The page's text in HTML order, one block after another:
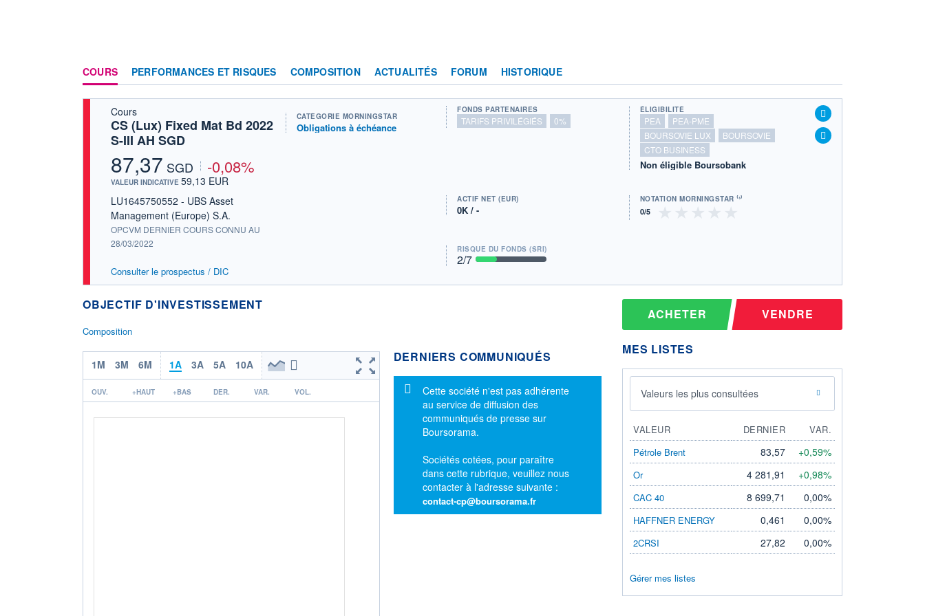
COURS PERFORMANCES ET RISQUES COMPOSITION ACTUALITÉS FORUM HISTORIQUE
Cours
CS (Lux) Fixed Mat Bd 2022
S-III AH SGD
87,37 SGD -0,08%
VALEUR INDICATIVE 59,13 EUR
LU1645750552 - UBS Asset
Management (Europe) S.A.
OPCVM DERNIER COURS CONNU AU
28/03/2022
Consulter le prospectus / DIC
CATÉGORIE MORNINGSTAR
Obligations à échéance
FONDS PARTENAIRES
TARIFS PRIVILÉGIÉS 0%
ÉLIGIBILITÉ
PEA
PEA-PME
BOURSOVIE LUX
BOURSOVIE
CTO BUSINESS
Non éligible Boursobank
ACTIF NET (EUR)
0K / -
NOTATION MORNINGSTAR ⁽¹⁾
RISQUE DU FONDS (SRI)
2/7
OBJECTIF D'INVESTISSEMENT
Composition
1M 3M 6M 1A 3A 5A 10A
OUV. +HAUT +BAS DER. VAR. VOL.
DERNIERS COMMUNIQUÉS
Message d'information
Cette société n'est pas adhérente
au service de diffusion des
communiqués de presse sur
Boursorama.
Sociétés cotées, pour paraître
dans cette rubrique, veuillez nous
contacter à l'adresse suivante :
contact-cp@boursorama.fr
ACHETER VENDRE
MES LISTES
Valeurs les plus consultées
VALEUR DERNIER
VAR.
Pétrole Brent
83,57 +0,59%
Or 4 281,91 +0,98%
CAC 40 8 699,71 0,00%
HAFFNER ENERGY 0,461 0,00%
2CRSI 27,82 0,00%
Gérer mes listes